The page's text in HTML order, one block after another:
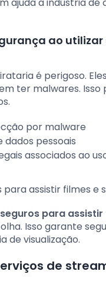
ajuda a indústria de
ao utilizar
é perigoso.
ter malwares. Isso
por malware
dados pessoais
associados ao
para assistir
Isso garante
de visualização.
de